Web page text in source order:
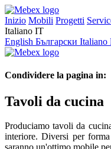
Inizio Mobili Progetti
Italiano IT
English Български Italiano
Condividere la pagina in:
Tavoli da cucina
Produciamo tavoli da
interiore. Diversi per